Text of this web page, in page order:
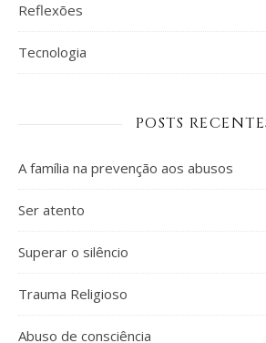
Reflexões
Tecnologia
POSTS
A família na prevenção aos abusos
Ser atento
Superar o silêncio
Trauma Religioso
Abuso de consciência